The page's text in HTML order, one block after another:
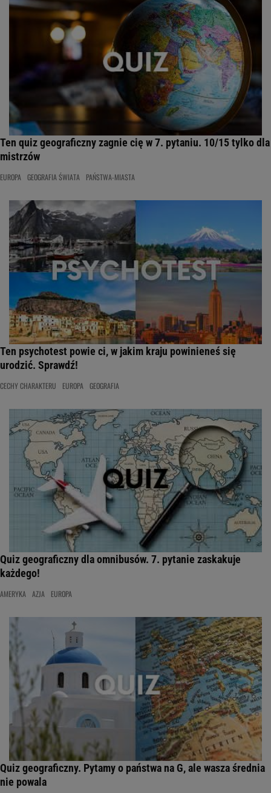
Ten quiz geograficzny zagnie cię w 7. pytaniu. 10/15 tylko dla
mistrzów
EUROPA GEOGRAFIA ŚWIATA PAŃSTWA-MIASTA
Ten psychotest powie ci, w jakim kraju powinieneś się
urodzić. Sprawdź!
CECHY CHARAKTERU EUROPA GEOGRAFIA
Quiz geograficzny dla omnibusów. 7. pytanie zaskakuje
każdego!
AMERYKA AZJA EUROPA
Quiz geograficzny. Pytamy o państwa na G, ale wasza średnia
nie powala